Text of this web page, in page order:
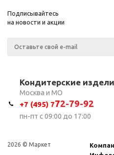
Подписывайтесь
на новости и акции
Кондитерские
Москва и МО
+7 (495) 772-79-92
пн-пт с 09:00 до 17:00
2026 © Маркет